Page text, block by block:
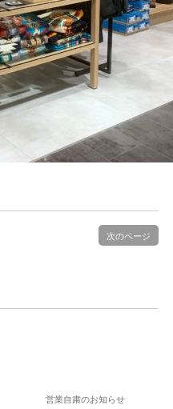
次のページ
営業自粛のお知らせ